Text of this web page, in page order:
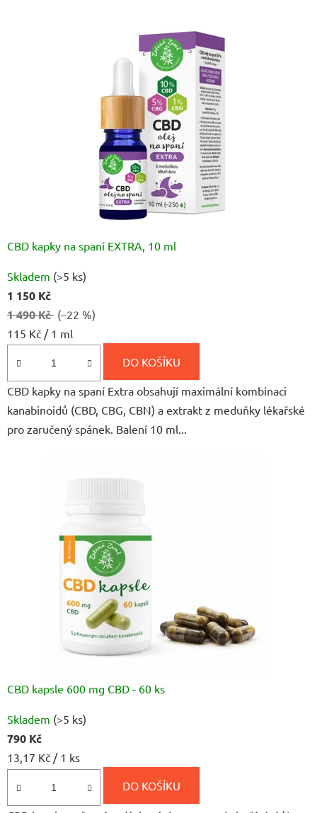
CBD kapky na spaní EXTRA, 10 ml
hodnocení
produktu
je
4,9
5
hvězdiček.
Skladem (>5 ks)
1 150 Kč
1 490 Kč (–22 %)
Měrná
115 Kč / 1 ml
DO KOŠÍKU
CBD kapky na spaní Extra obsahují maximální kombinaci
kanabinoidů (CBD, CBG, CBN) a extrakt z meduňky lékařské
pro zaručený spánek. Balení 10 ml...
CBD kapsle 600 mg CBD - 60 ks
hodnocení
produktu
je
4,9
z
Skladem (>5 ks)
790 Kč
Měrná
13,17 Kč / 1 ks
DO KOŠÍKU